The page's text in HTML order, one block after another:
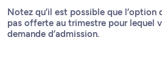
Notez qu’il est possible que l’option
pas offerte au trimestre pour lequel
demande d’admission.